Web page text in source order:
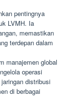
pentingnya
LVMH. Ia
memastikan
terdepan dalam
manajemen global
operasi
distribusi
di berbagai